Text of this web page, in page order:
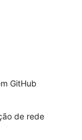
GitHub
de rede